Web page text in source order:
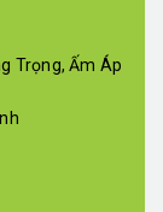
Trọng, Ấm Áp